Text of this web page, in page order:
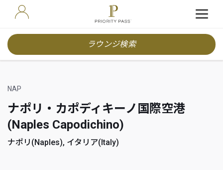
ラウンジ検索
NAP
ナポリ・カポディキーノ国際空港
(Naples Capodichino)
ナポリ(Naples), イタリア(Italy)